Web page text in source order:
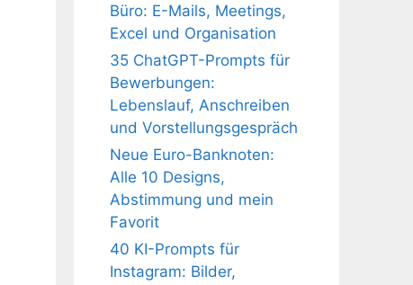
Büro: E-Mails, Meetings,
Excel und Organisation
35 ChatGPT-Prompts für
Bewerbungen:
Lebenslauf, Anschreiben
und Vorstellungsgespräch
Neue Euro-Banknoten:
Alle 10 Designs,
Abstimmung und mein
Favorit
40 KI-Prompts für
Instagram: Bilder,